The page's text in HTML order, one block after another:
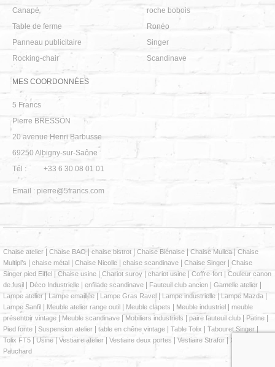
Canapé
Table de ferme
Panneau publicitaire
Rocking-chair
roche bobois
Ronéo
Singer
Scandinave
MES COORDONNÉES
5 Francs
Pierre BRESSON
20 avenue Henri Barbusse
69250 Albigny-sur-Saône
Tél :
+33 6 30 08 01 01
Email : pierre@5francs.com
Chaise atelier Chaise BAO chaise bistrot Chaise Biénaise Chaise Mullca
Chaise
Multipl’s
chaise métal Chaise Nicolle chaise scandinave Chaise Singer
Chaise
Singer pied Eiffel
Chaise usine Chariot suroy chariot usine Coffre-fort
Couleur canon
de fusil
Déco Industrielle enfilade scandinave Fauteuil club ancien Gamelle atelier
Lampe atelier Lampe emaillée Lampe Gras Ravel Lampe industrielle Lampe Mazda
Lampe Sanfil Meuble atelier range outil Meuble clapets Meuble industriel
meuble
présentoir vintage | Meuble scandinave Mobiliers industriels paire fauteuil club Patine
Pied fonte Suspension atelier table en chêne vintage Table Tolix Tabouret Singer
Tolix FT5 Usine Vestiaire atelier Vestiaire deux portes Vestiaire Strafor
Xavier
Pauchard
Nous évaluons votre expérience ?
Sélectionnez
une
option
de
1
à
5
Pas très bien Très bonne